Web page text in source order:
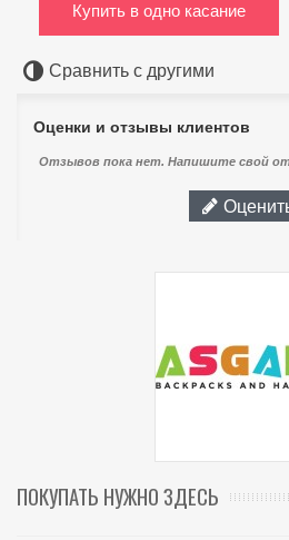
Купить в одно касание
Сравнить с другими
Оценки и отзывы клиентов
Отзывов пока нет. Напишите свой
ПОКУПАТЬ НУЖНО ЗДЕСЬ